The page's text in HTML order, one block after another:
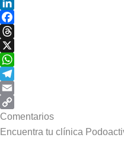
LinkedIn
Facebook
Threads
X
WhatsApp
Telegram
Email
Copy
Link
Comentarios
Encuentra tu clínica